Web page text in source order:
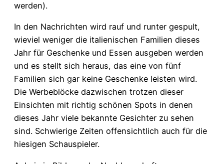
werden).
In den Nachrichten wird rauf und runter gespult,
wieviel weniger die italienischen Familien dieses
Jahr für Geschenke und Essen ausgeben werden
und es stellt sich heraus, das eine von fünf
Familien sich gar keine Geschenke leisten wird.
Die Werbeblöcke dazwischen trotzen dieser
Einsichten mit richtig schönen Spots in denen
dieses Jahr viele bekannte Gesichter zu sehen
sind. Schwierige Zeiten offensichtlich auch für die
hiesigen Schauspieler.